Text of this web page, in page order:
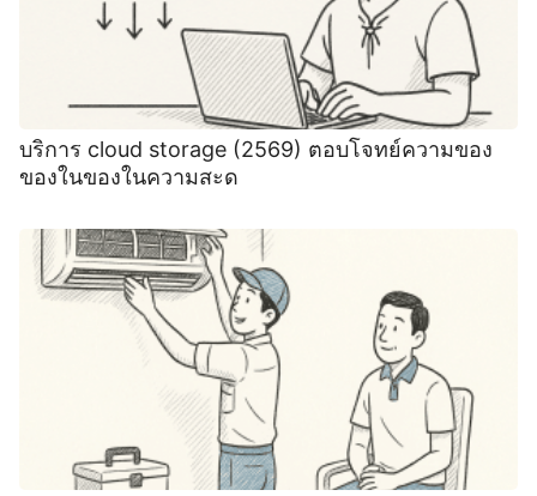
บริการ cloud storage (2569) ตอบโจทย์ความของ
ของในของในความสะด